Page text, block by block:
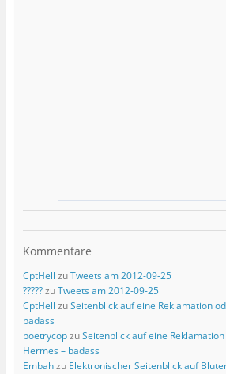
Kommentare
CptHell zuTweets am 2012-09-25
?????zuTweets am 2012-09-25
CptHell zuSeitenblick auf eine Reklamation
badass
poetrycopzuSeitenblick auf eine
Hermes – badass
Embahzu Elektronischer Seitenblick auf